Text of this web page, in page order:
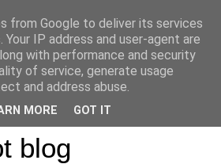
Sandro
blog
from Google to deliver its services
IP address and user-agent are
with performance and security
of service, generate usage
and address abuse.
MORE GOT IT